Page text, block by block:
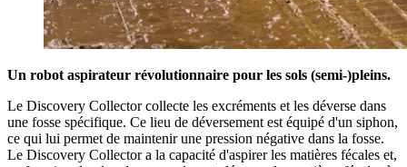
Un robot aspirateur révolutionnaire pour les sols (semi-)pleins.
Le Discovery Collector collecte les excréments et les déverse dans
une fosse spécifique. Ce lieu de déversement est équipé d'un siphon,
ce qui lui permet de maintenir une pression négative dans la fosse.
Le Discovery Collector a la capacité d'aspirer les matières fécales et,